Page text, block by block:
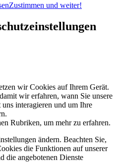
Zustimmen und weiter!
wir Cookies auf Ihrem Gerät.
wir erfahren, wann Sie unsere
interagieren und um Ihre
Rubriken, um mehr zu erfahren.
ändern. Beachten Sie,
die Funktionen auf unserer
die angebotenen Dienste